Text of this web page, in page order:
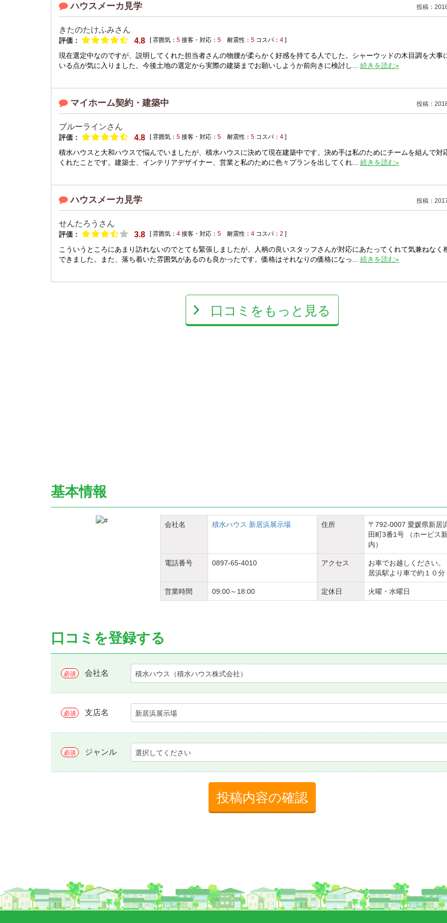
ハウスメーカ見学 投稿：
きたのたけふみさん
評価： 4.8 [ 雰囲気： 5 接客・対応： 5 耐震性： 5 コスパ： 4 ]
現在選定中なのですが、説明してくれた担当者さんの物腰が柔らかく好感を持てる人でした。シャーウッドの木目調を大事
いる点が気に入りました。今後土地の選定から実際の建築までお願いしようか前向きに検討し... 続きを読む»
マイホーム契約・建築中 投稿：
ブルーラインさん
評価： 4.8 [ 雰囲気： 5 接客・対応： 5 耐震性： 5 コスパ： 4 ]
積水ハウスと大和ハウスで悩んでいましたが、積水ハウスに決めて現在建築中です。決め手は私のためにチームを組んで対
くれたことです。建築士、インテリアデザイナー、営業と私のために色々プランを出してくれ... 続きを読む»
ハウスメーカ見学 投稿：
せんたろうさん
評価： 3.8 [ 雰囲気： 4 接客・対応： 5 耐震性： 4 コスパ： 2 ]
こういうところにあまり訪れないのでとても緊張しましたが、人柄の良いスタッフさんが対応にあたってくれて気兼ねなく
できました。また、落ち着いた雰囲気があるのも良かったです。価格はそれなりの価格になっ... 続きを読む»
口コミをもっと見る
基本情報
会社名 積水ハウス 新居浜展示場 住所
〒792-0007 愛媛県新居
田町3番1号 （ホービス
内）
電話番号 0897-65-4010 アクセス
お車でお越しください。
居浜駅より車で約１０分
営業時間 09:00～18:00 定休日 火曜・水曜日
口コミを登録する
必須 会社名 積水ハウス（積水ハウス株式会社）
必須 支店名 新居浜展示場
必須 ジャンル 選択してください
投稿内容の確認